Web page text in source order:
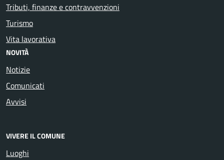
Tributi, finanze e contravvenzioni
Turismo
Vita lavorativa
NOVITÀ
Notizie
Comunicati
Avvisi
VIVERE IL COMUNE
Luoghi